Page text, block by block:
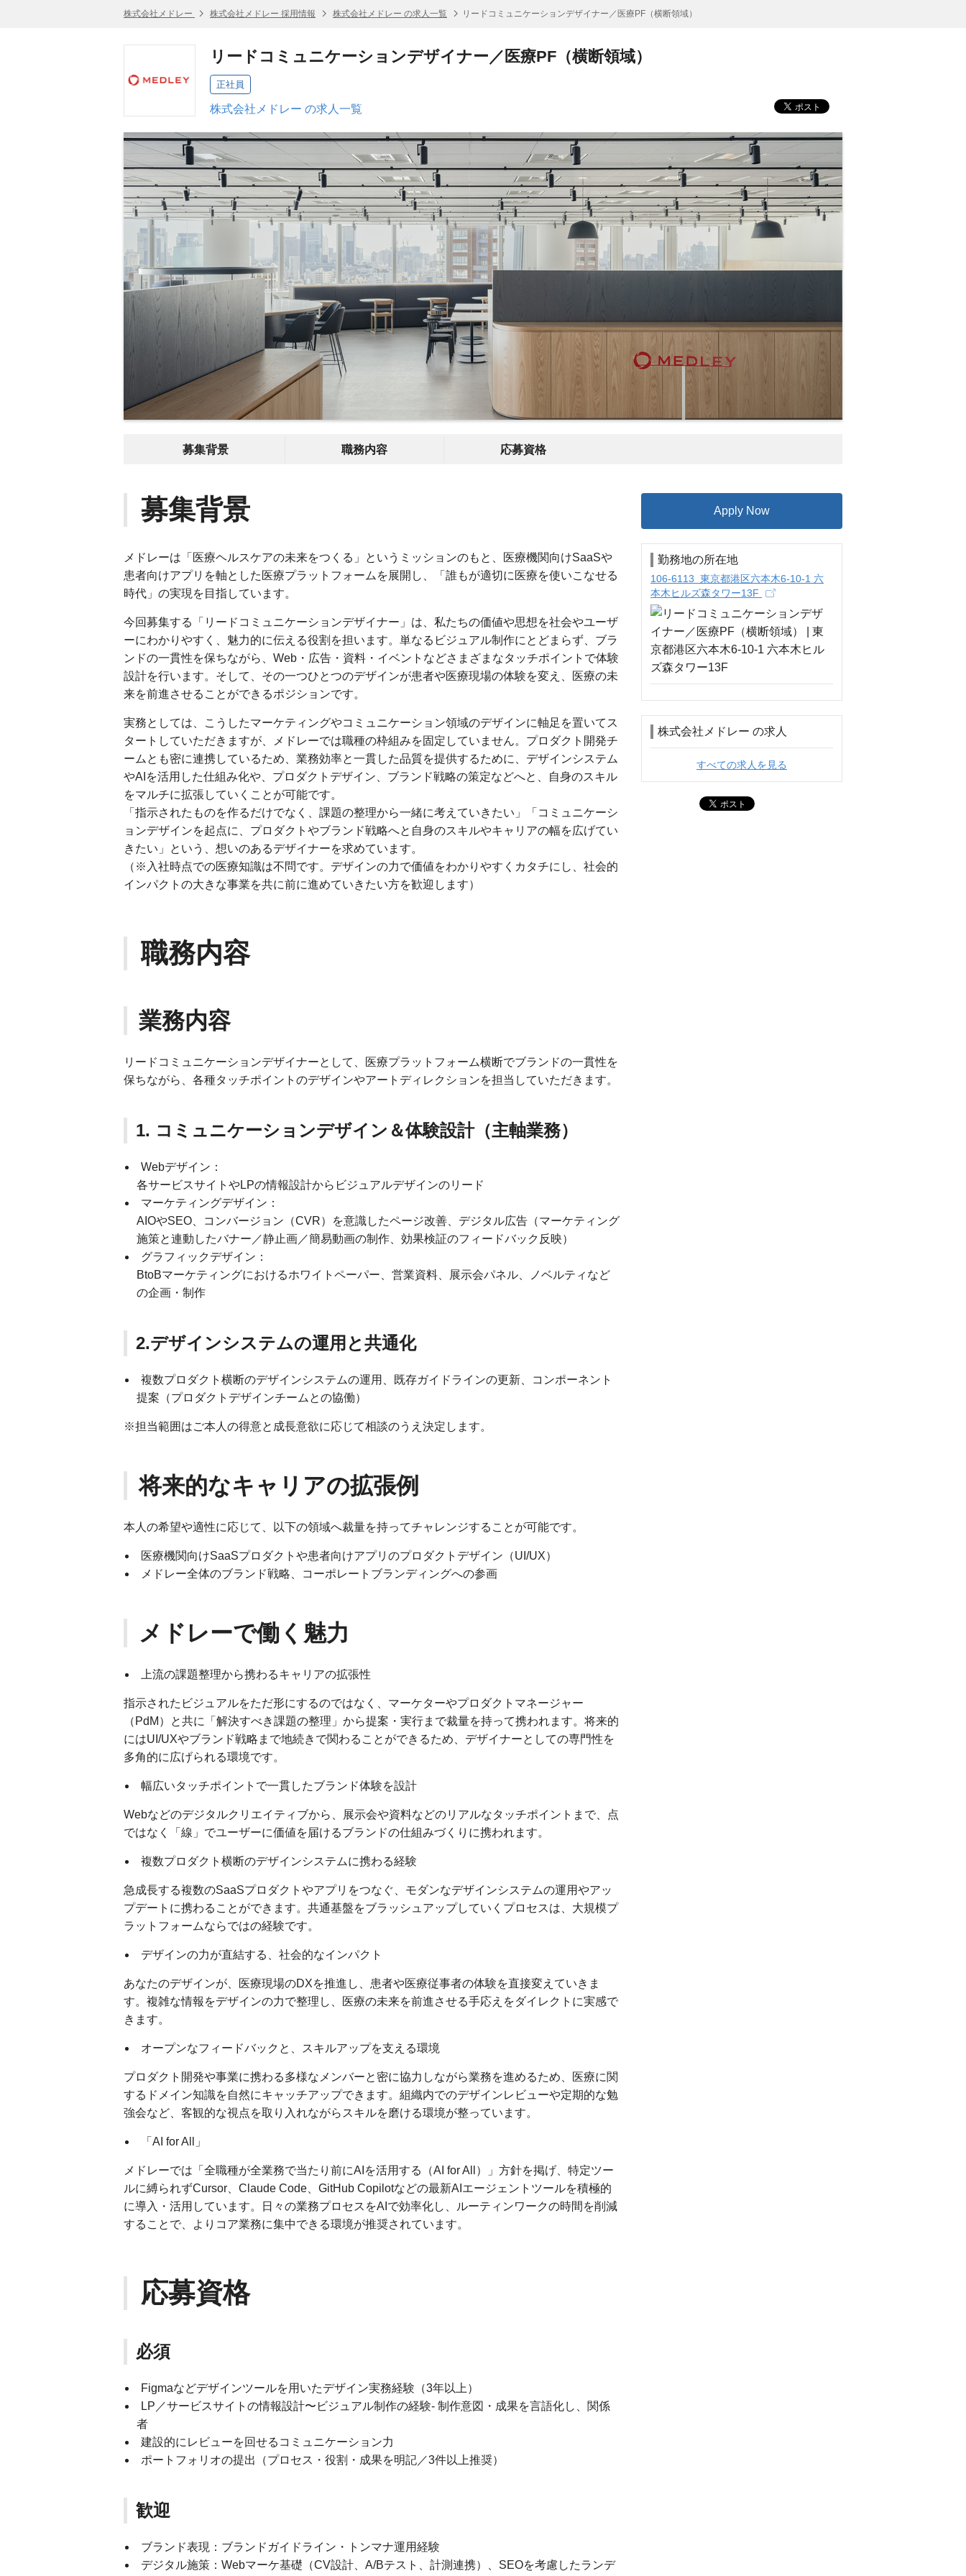
株式会社メドレー 株式会社メドレー 採用情報 株式会社メドレー の求人一覧 リードコミュニケーションデザイナー／医療PF（横断領域）
リードコミュニケーションデザイナー／医療PF（横断領域）
正社員
株式会社メドレー の求人一覧
募集背景 職務内容 応募資格
募集背景
メドレーは「医療ヘルスケアの未来をつくる」というミッションのもと、医療機関向けSaaSや
患者向けアプリを軸とした医療プラットフォームを展開し、「誰もが適切に医療を使いこなせる
時代」の実現を目指しています。
今回募集する「リードコミュニケーションデザイナー」は、私たちの価値や思想を社会やユーザ
ーにわかりやすく、魅力的に伝える役割を担います。単なるビジュアル制作にとどまらず、ブラ
ンドの一貫性を保ちながら、Web・広告・資料・イベントなどさまざまなタッチポイントで体験
設計を行います。そして、その一つひとつのデザインが患者や医療現場の体験を変え、医療の未
来を前進させることができるポジションです。
実務としては、こうしたマーケティングやコミュニケーション領域のデザインに軸足を置いてス
タートしていただきますが、メドレーでは職種の枠組みを固定していません。プロダクト開発チ
ームとも密に連携しているため、業務効率と一貫した品質を提供するために、デザインシステム
やAIを活用した仕組み化や、プロダクトデザイン、ブランド戦略の策定などへと、自身のスキル
をマルチに拡張していくことが可能です。
「指示されたものを作るだけでなく、課題の整理から一緒に考えていきたい」「コミュニケーシ
ョンデザインを起点に、プロダクトやブランド戦略へと自身のスキルやキャリアの幅を広げてい
きたい」という、想いのあるデザイナーを求めています。
（※入社時点での医療知識は不問です。デザインの力で価値をわかりやすくカタチにし、社会的
インパクトの大きな事業を共に前に進めていきたい方を歓迎します）
職務内容
業務内容
リードコミュニケーションデザイナーとして、医療プラットフォーム横断でブランドの一貫性を
保ちながら、各種タッチポイントのデザインやアートディレクションを担当していただきます。
1. コミュニケーションデザイン＆体験設計（主軸業務）
Webデザイン：
各サービスサイトやLPの情報設計からビジュアルデザインのリード
マーケティングデザイン：
AIOやSEO、コンバージョン（CVR）を意識したページ改善、デジタル広告（マーケティング
施策と連動したバナー／静止画／簡易動画の制作、効果検証のフィードバック反映）
グラフィックデザイン：
BtoBマーケティングにおけるホワイトペーパー、営業資料、展示会パネル、ノベルティなど
の企画・制作
2.デザインシステムの運用と共通化
複数プロダクト横断のデザインシステムの運用、既存ガイドラインの更新、コンポーネント
提案（プロダクトデザインチームとの協働）
※担当範囲はご本人の得意と成長意欲に応じて相談のうえ決定します。
将来的なキャリアの拡張例
本人の希望や適性に応じて、以下の領域へ裁量を持ってチャレンジすることが可能です。
医療機関向けSaaSプロダクトや患者向けアプリのプロダクトデザイン（UI/UX）
メドレー全体のブランド戦略、コーポレートブランディングへの参画
メドレーで働く魅力
上流の課題整理から携わるキャリアの拡張性
指示されたビジュアルをただ形にするのではなく、マーケターやプロダクトマネージャー
（PdM）と共に「解決すべき課題の整理」から提案・実行まで裁量を持って携われます。将来的
にはUI/UXやブランド戦略まで地続きで関わることができるため、デザイナーとしての専門性を
多角的に広げられる環境です。
幅広いタッチポイントで一貫したブランド体験を設計
Webなどのデジタルクリエイティブから、展示会や資料などのリアルなタッチポイントまで、点
ではなく「線」でユーザーに価値を届けるブランドの仕組みづくりに携われます。
複数プロダクト横断のデザインシステムに携わる経験
急成長する複数のSaaSプロダクトやアプリをつなぐ、モダンなデザインシステムの運用やアッ
プデートに携わることができます。共通基盤をブラッシュアップしていくプロセスは、大規模プ
ラットフォームならではの経験です。
デザインの力が直結する、社会的なインパクト
あなたのデザインが、医療現場のDXを推進し、患者や医療従事者の体験を直接変えていきま
す。複雑な情報をデザインの力で整理し、医療の未来を前進させる手応えをダイレクトに実感で
きます。
オープンなフィードバックと、スキルアップを支える環境
プロダクト開発や事業に携わる多様なメンバーと密に協力しながら業務を進めるため、医療に関
するドメイン知識を自然にキャッチアップできます。組織内でのデザインレビューや定期的な勉
強会など、客観的な視点を取り入れながらスキルを磨ける環境が整っています。
「AI for All」
メドレーでは「全職種が全業務で当たり前にAIを活用する（AI for All）」方針を掲げ、特定ツー
ルに縛られずCursor、Claude Code、GitHub Copilotなどの最新AIエージェントツールを積極的
に導入・活用しています。日々の業務プロセスをAIで効率化し、ルーティンワークの時間を削減
することで、よりコア業務に集中できる環境が推奨されています。
応募資格
必須
Figmaなどデザインツールを用いたデザイン実務経験（3年以上）
LP／サービスサイトの情報設計〜ビジュアル制作の経験- 制作意図・成果を言語化し、関係
者
建設的にレビューを回せるコミュニケーション力
ポートフォリオの提出（プロセス・役割・成果を明記／3件以上推奨）
歓迎
ブランド表現：ブランドガイドライン・トンマナ運用経験
デジタル施策：Webマーケ基礎（CV設計、A/Bテスト、計測連携）、SEOを考慮したランデ
Apply Now
勤務地の所在地
106-6113 東京都港区六本木6-10-1 六
本木ヒルズ森タワー13F
株式会社メドレー の求人
すべての求人を見る